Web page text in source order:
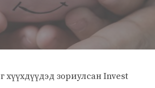
зориулсан Invest